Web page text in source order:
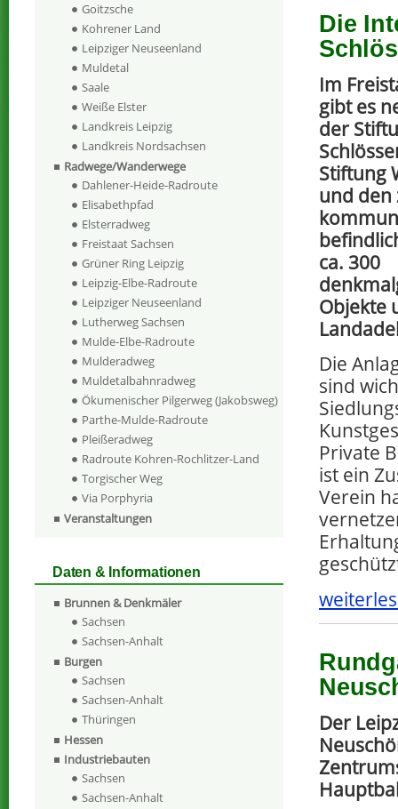
Die
Im
gibt es
der
Stiftung
und den
ca. 300
Objekte
Die
sind
Private
ist ein
Verein
Der
Goitzsche
Kohrener Land
Leipziger Neuseenland
Muldetal
Saale
Weiße Elster
Landkreis Leipzig
Landkreis Nordsachsen
Radwege/Wanderwege
Dahlener-Heide-Radroute
Elisabethpfad
Elsterradweg
Freistaat Sachsen
Grüner Ring Leipzig
Leipzig-Elbe-Radroute
Leipziger Neuseenland
Lutherweg Sachsen
Mulde-Elbe-Radroute
Mulderadweg
Muldetalbahnradweg
Ökumenischer Pilgerweg (Jakobsweg)
Parthe-Mulde-Radroute
Pleißeradweg
Radroute Kohren-Rochlitzer-Land
Torgischer Weg
Via Porphyria
Veranstaltungen
Daten & Informationen
Brunnen & Denkmäler
Sachsen
Sachsen-Anhalt
Burgen
Sachsen
Sachsen-Anhalt
Thüringen
Hessen
Industriebauten
Sachsen
Sachsen-Anhalt